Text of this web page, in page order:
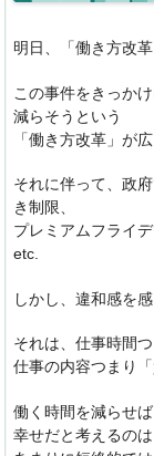
明日、「働き方改
この事件をきっか
減らそうという
「働き方改革」が
それに伴って、政
き制限、
プレミアムフライ
etc.
しかし、違和感を
それは、仕事時間
仕事の内容つまり
働く時間を減らせ
幸せだと考えるのは